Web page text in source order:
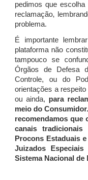
pedimos que
reclamação,
problema.
É importante
plataforma não
tampouco se
Órgãos de Defesa
Controle, ou do
orientações a
ou ainda, para
meio do
recomendamos que
canais
Procons Estaduais
Juizados
Sistema Nacional de